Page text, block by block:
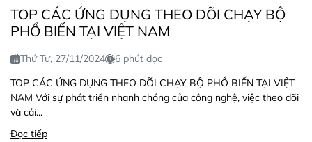
TOP CÁC ỨNG DỤNG THEO DÕI CHẠY BỘ
PHỔ BIẾN TẠI VIỆT NAM
Thứ Tư, 27/11/2024
6 phút đọc
TOP CÁC ỨNG DỤNG THEO DÕI CHẠY BỘ PHỔ BIẾN TẠI VIỆT
NAM Với sự phát triển nhanh chóng của công nghệ, việc theo dõi
và cải...
Đọc tiếp